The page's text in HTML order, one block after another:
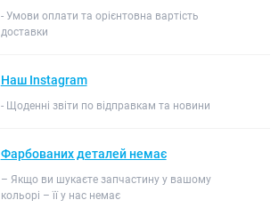
- Умови оплати та орієнтовна вартість
доставки
Наш Instagram
- Щоденні звіти по відправкам та новини
Фарбованих деталей немає
– Якщо ви шукаєте запчастину у вашому
кольорі – її у нас немає